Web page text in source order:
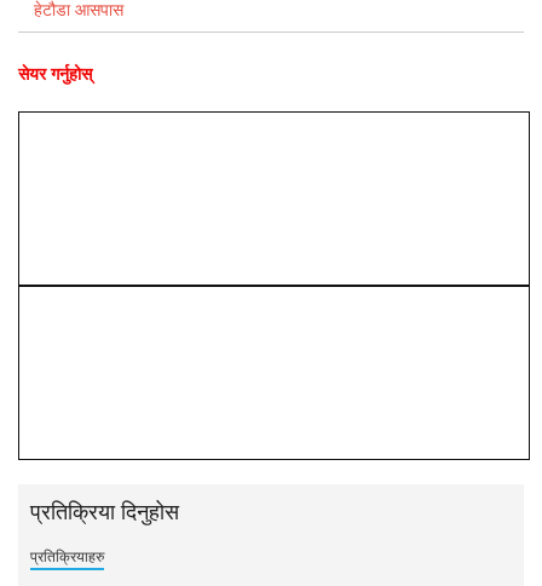
हेटौडा आसपास
सेयर गर्नुहोस्
प्रतिक्रिया दिनुहोस
प्रतिक्रियाहरु